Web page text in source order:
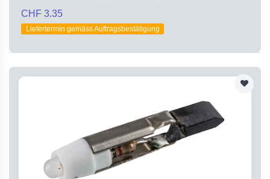
CHF 3.35
Liefertermin gemäss Auftragsbestätigung